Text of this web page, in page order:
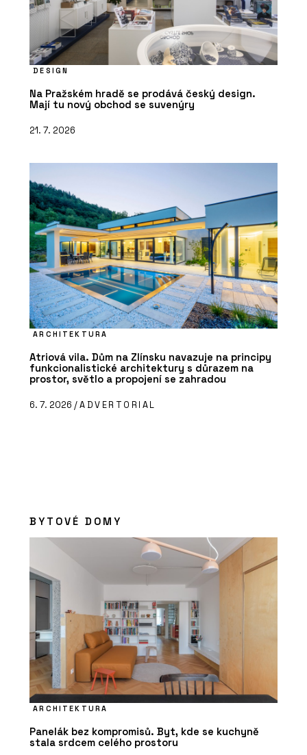
DESIGN
Na Pražském hradě se prodává český design.
Mají tu nový obchod se suvenýry
21. 7. 2026
ARCHITEKTURA
Atriová vila. Dům na Zlínsku navazuje na principy
funkcionalistické architektury s důrazem na
prostor, světlo a propojení se zahradou
6. 7. 2026 /ADVERTORIAL
BYTOVÉ DOMY
ARCHITEKTURA
Panelák bez kompromisů. Byt, kde se kuchyně
stala srdcem celého prostoru